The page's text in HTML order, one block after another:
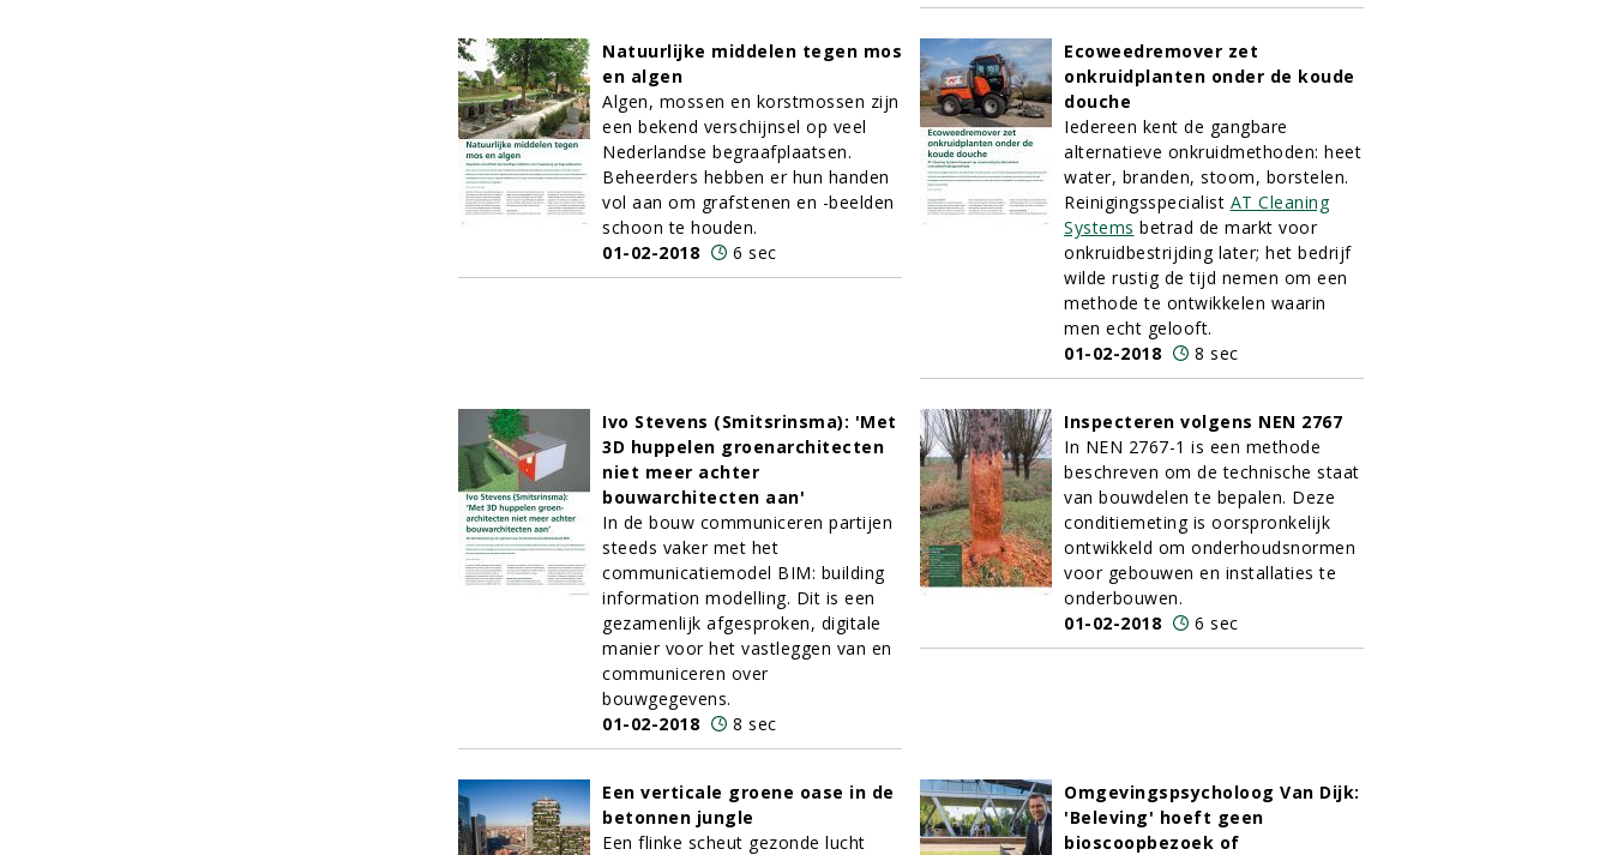
Natuurlijke middelen tegen mos
en algen
Algen, mossen en korstmossen zijn
een bekend verschijnsel op veel
Nederlandse begraafplaatsen.
Beheerders hebben er hun handen
vol aan om grafstenen en -beelden
schoon te houden.
01-02-2018
6 sec
Ecoweedremover zet
onkruidplanten onder de koude
douche
Iedereen kent de gangbare
alternatieve onkruidmethoden: heet
water, branden, stoom, borstelen.
Reinigingsspecialist AT Cleaning
Systems betrad de markt voor
onkruidbestrijding later; het bedrijf
wilde rustig de tijd nemen om een
methode te ontwikkelen waarin
men echt gelooft.
01-02-2018
8 sec
Ivo Stevens (Smitsrinsma): 'Met
3D huppelen groenarchitecten
niet meer achter
bouwarchitecten aan'
In de bouw communiceren partijen
steeds vaker met het
communicatiemodel BIM: building
information modelling. Dit is een
gezamenlijk afgesproken, digitale
manier voor het vastleggen van en
communiceren over
bouwgegevens.
01-02-2018
8 sec
Inspecteren volgens NEN 2767
In NEN 2767-1 is een methode
beschreven om de technische staat
van bouwdelen te bepalen. Deze
conditiemeting is oorspronkelijk
ontwikkeld om onderhoudsnormen
voor gebouwen en installaties te
onderbouwen.
01-02-2018
6 sec
Een verticale groene oase in de
betonnen jungle
Een flinke scheut gezonde lucht
Omgevingspsycholoog Van Dijk:
'Beleving' hoeft geen
bioscoopbezoek of